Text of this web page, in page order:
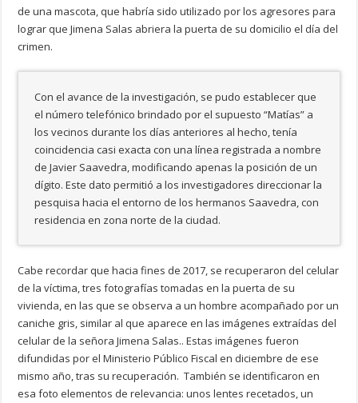
de una mascota, que habría sido utilizado por los agresores para
lograr que Jimena Salas abriera la puerta de su domicilio el día del
crimen.
Con el avance de la investigación, se pudo establecer que
el número telefónico brindado por el supuesto “Matías” a
los vecinos durante los días anteriores al hecho, tenía
coincidencia casi exacta con una línea registrada a nombre
de Javier Saavedra, modificando apenas la posición de un
dígito. Este dato permitió a los investigadores direccionar la
pesquisa hacia el entorno de los hermanos Saavedra, con
residencia en zona norte de la ciudad.
Cabe recordar que hacia fines de 2017, se recuperaron del celular
de la víctima, tres fotografías tomadas en la puerta de su
vivienda, en las que se observa a un hombre acompañado por un
caniche gris, similar al que aparece en las imágenes extraídas del
celular de la señora Jimena Salas.. Estas imágenes fueron
difundidas por el Ministerio Público Fiscal en diciembre de ese
mismo año, tras su recuperación. También se identificaron en
esa foto elementos de relevancia: unos lentes recetados, un